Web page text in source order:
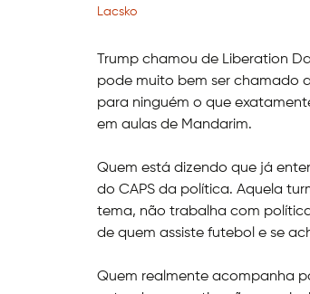
Lacsko
Trump chamou de Liberation
pode muito bem ser chamado
para ninguém o que
em aulas de Mandarim.
Quem está dizendo que já
do CAPS da política. Aquela
tema, não trabalha com
de quem assiste futebol e se
Quem realmente acompanha